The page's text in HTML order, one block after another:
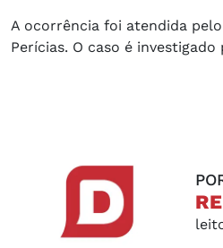
A ocorrência foi atendida
Perícias. O caso é